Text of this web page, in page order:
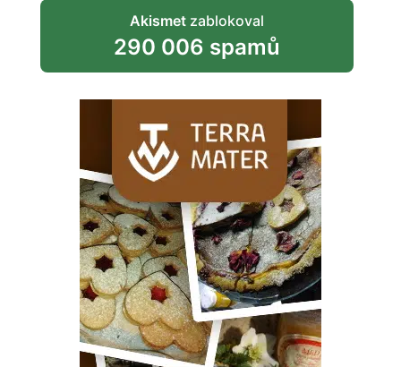
Akismetzablokoval
290 006 spamů